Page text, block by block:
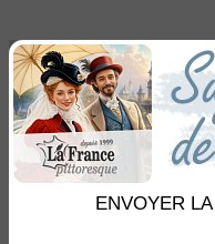
ENVOYER